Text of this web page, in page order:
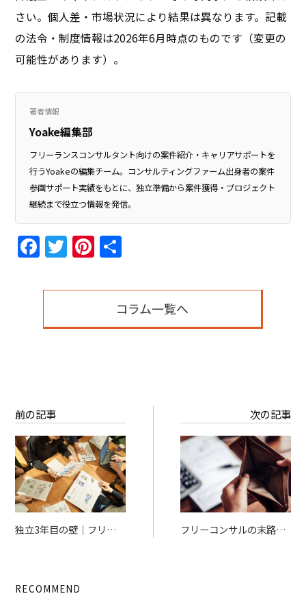
さい。個人差・市場状況により結果は異なります。記載
の法令・制度情報は2026年6月時点のものです（変更の
可能性があります）。
著者情報
Yoake編集部
フリーランスコンサルタント向けの案件紹介・キャリアサポートを
行うYoakeの編集チーム。コンサルティングファーム出身者の案件
参画サポート実績をもとに、独立準備から案件獲得・プロジェクト
継続まで役立つ情報を発信。
Facebook
TwitterPinterest
コラム一覧へ
前の記事
独立3年目の壁｜フリー
次の記事
フリーコンサルの末路と
RECOMMEND